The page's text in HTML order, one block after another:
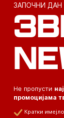
ЗАПОЧНИ ДАН
Не пропусти
промоцијама
Кратки